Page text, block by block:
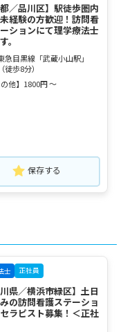
都／品川区】駅徒歩圏内
経験の方歓迎！訪問看
ションにて理学療法士
。
急目黒線「武蔵小山駅」
（徒歩8分）
他】1800円 ～
保存する
士 正社員
川県／横浜市緑区】土日
の訪問看護ステーショ
ラピスト募集！＜正社